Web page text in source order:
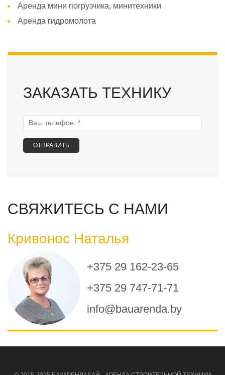
Аренда мини погрузчика, минитехники
Аренда гидромолота
ЗАКАЗАТЬ ТЕХНИКУ
Ваш телефон:
СВЯЖИТЕСЬ С НАМИ
Кривонос Наталья
+375 29 162-23-65
+375 29 747-71-71
info@bauarenda.by